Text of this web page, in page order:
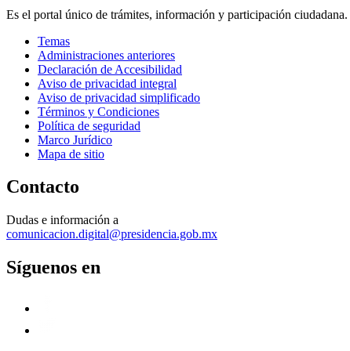
Es el portal único de trámites, información y participación ciudadana.
Temas
Administraciones anteriores
Declaración de Accesibilidad
Aviso de privacidad integral
Aviso de privacidad simplificado
Términos y Condiciones
Política de seguridad
Marco Jurídico
Mapa de sitio
Contacto
Dudas e información a
comunicacion.digital@presidencia.gob.mx
Síguenos en